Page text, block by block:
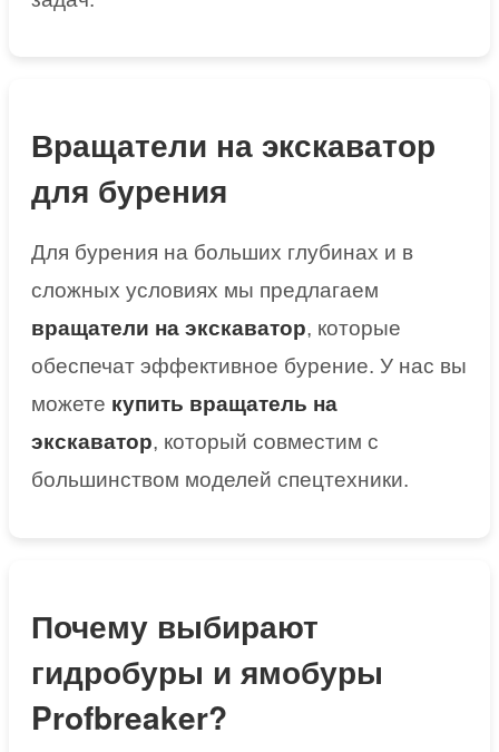
Вращатели на экскаватор
для бурения
Для бурения на больших глубинах и в
сложных условиях мы предлагаем
вращатели на экскаватор, которые
обеспечат эффективное бурение. У нас вы
можете купить вращатель на
экскаватор, который совместим с
большинством моделей спецтехники.
Почему выбирают
гидробуры и ямобуры
Profbreaker?